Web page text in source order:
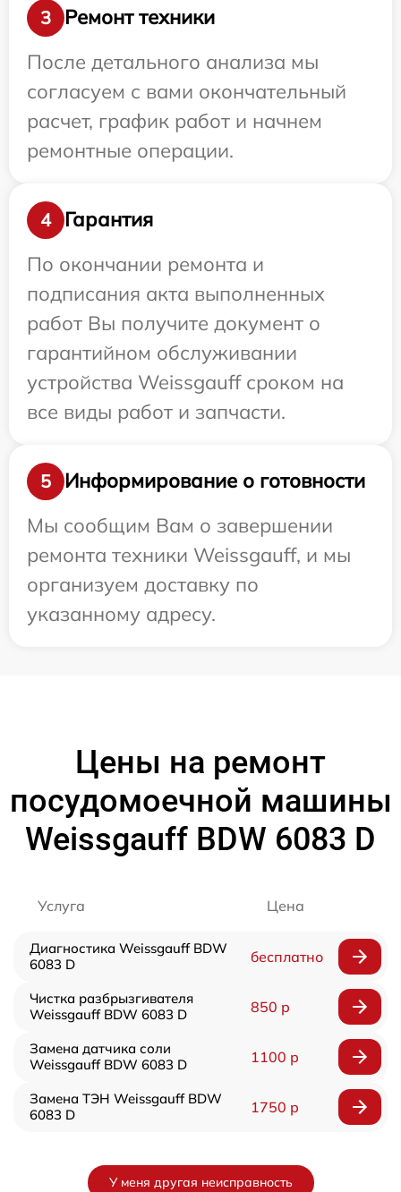
3
Ремонт техники
После детального анализа мы
согласуем с вами окончательный
расчет, график работ и начнем
ремонтные операции.
4
Гарантия
По окончании ремонта и
подписания акта выполненных
работ Вы получите документ о
гарантийном обслуживании
устройства Weissgauff сроком на
все виды работ и запчасти.
5
Информирование о готовности
Мы сообщим Вам о завершении
ремонта техники Weissgauff, и мы
организуем доставку по
указанному адресу.
Цены на ремонт
посудомоечной машины
Weissgauff BDW 6083 D
Услуга Цена
Диагностика Weissgauff BDW
6083 D
бесплатно
Чистка разбрызгивателя
Weissgauff BDW 6083 D
850 р
Замена датчика соли
Weissgauff BDW 6083 D
1100 р
Замена ТЭН Weissgauff BDW
6083 D
1750 р
У меня другая неисправность